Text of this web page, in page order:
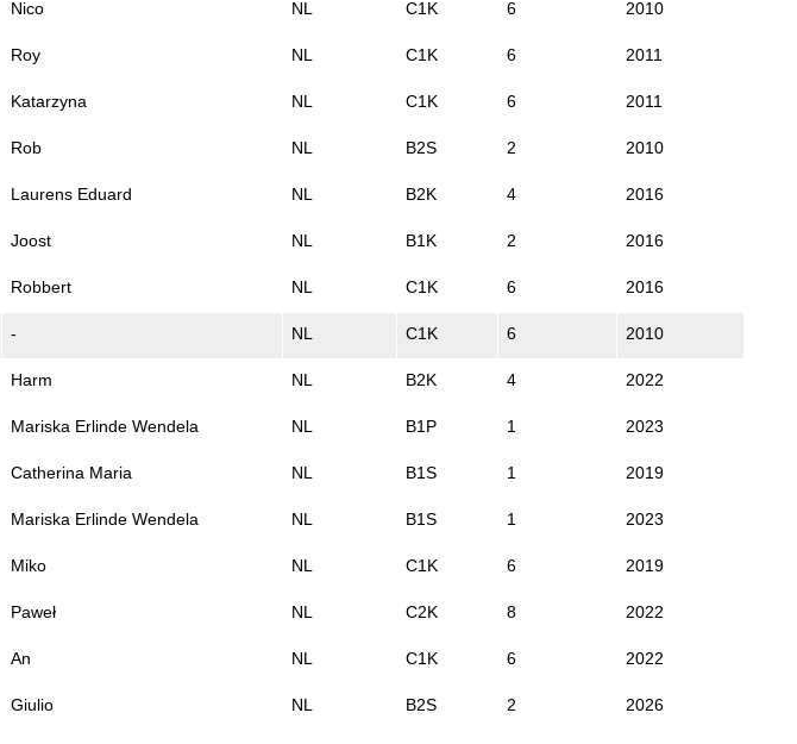
Nico NL C1K 6 2010
Roy NL C1K 6 2011
Katarzyna NL C1K 6 2011
Rob NL B2S 2 2010
Laurens Eduard NL B2K 4 2016
Joost NL B1K 2 2016
Robbert NL C1K 6 2016
- NL C1K 6 2010
Harm NL B2K 4 2022
Mariska Erlinde Wendela NL B1P 1 2023
Catherina Maria NL B1S 1 2019
Mariska Erlinde Wendela NL B1S 1 2023
Miko NL C1K 6 2019
Paweł NL C2K 8 2022
An NL C1K 6 2022
Giulio NL B2S 2 2026